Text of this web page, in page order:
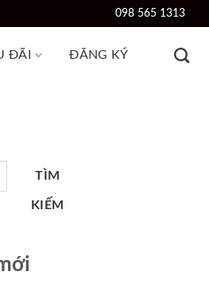
098 565 1313
ĐÃI ĐĂNG KÝ
TÌM
KIẾM